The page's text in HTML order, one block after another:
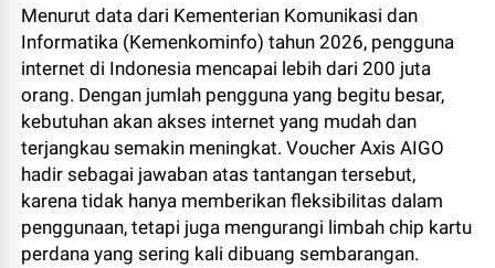
Menurut data dari Kementerian Komunikasi dan
Informatika (Kemenkominfo) tahun 2026, pengguna
internet di Indonesia mencapai lebih dari 200 juta
orang. Dengan jumlah pengguna yang begitu besar,
kebutuhan akan akses internet yang mudah dan
terjangkau semakin meningkat. Voucher Axis AIGO
hadir sebagai jawaban atas tantangan tersebut,
karena tidak hanya memberikan fleksibilitas dalam
penggunaan, tetapi juga mengurangi limbah chip kartu
perdana yang sering kali dibuang sembarangan.